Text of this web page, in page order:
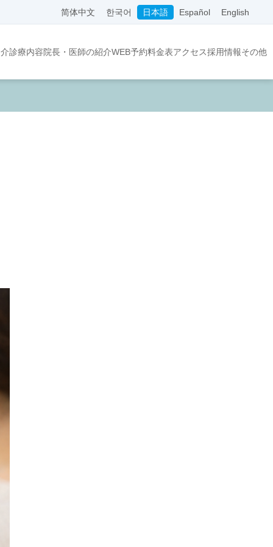
简体中文 한국어 日本語 Español English
診療内容院長・医師の紹介WEB予約料金表アクセス採用情報その他